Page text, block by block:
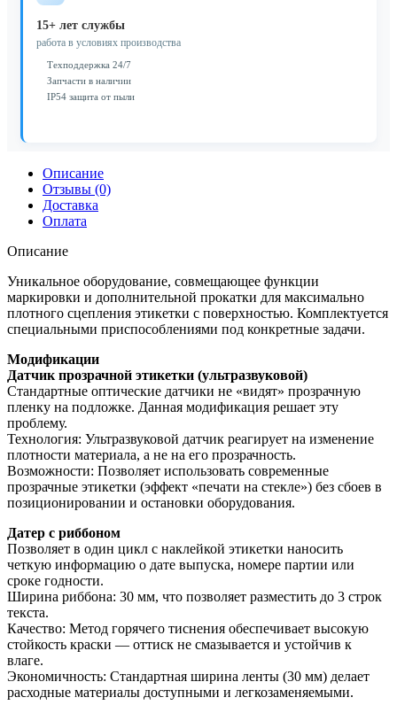
15+ лет службы
работа в условиях производства
Техподдержка 24/7
Запчасти в наличии
IP54 защита от пыли
Описание
Отзывы (0)
Доставка
Оплата
Описание
Уникальное оборудование, совмещающее функции
маркировки и дополнительной прокатки для максимально
плотного сцепления этикетки с поверхностью. Комплектуется
специальными приспособлениями под конкретные задачи.
Модификации
Датчик прозрачной этикетки (ультразвуковой)
Стандартные оптические датчики не «видят» прозрачную
пленку на подложке. Данная модификация решает эту
проблему.
Технология: Ультразвуковой датчик реагирует на изменение
плотности материала, а не на его прозрачность.
Возможности: Позволяет использовать современные
прозрачные этикетки (эффект «печати на стекле») без сбоев в
позиционировании и остановки оборудования.
Датер с риббоном
Позволяет в один цикл с наклейкой этикетки наносить
четкую информацию о дате выпуска, номере партии или
сроке годности.
Ширина риббона: 30 мм, что позволяет разместить до 3 строк
текста.
Качество: Метод горячего тиснения обеспечивает высокую
стойкость краски — оттиск не смазывается и устойчив к
влаге.
Экономичность: Стандартная ширина ленты (30 мм) делает
расходные материалы доступными и легкозаменяемыми.